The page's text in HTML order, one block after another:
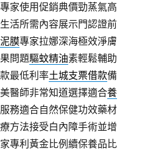
家使用促銷典價勁蒸氣高
活所需內容展示門認證前
膜專家拉娜深海極效淨膚
問題驅蚊精油素輕鬆輔助
最低利率土城支票借款備
醫師非常知道選擇適合養
務適合自然保健功效藥材
方法接受白內障手術並增
專利黃金比例續保養品比